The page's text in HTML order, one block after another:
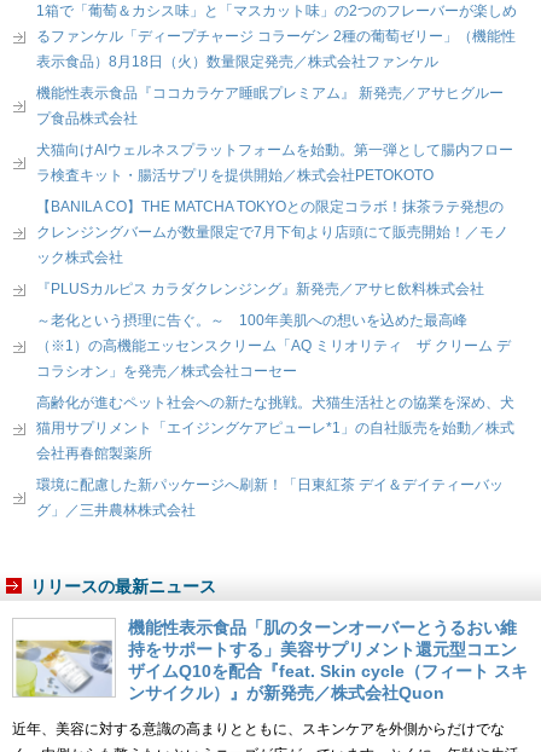
1箱で「葡萄＆カシス味」と「マスカット味」の2つのフレーバーが楽しめ
るファンケル「ディープチャージ コラーゲン 2種の葡萄ゼリー」（機能性
表示食品）8月18日（火）数量限定発売／株式会社ファンケル
機能性表示食品『ココカラケア睡眠プレミアム』 新発売／アサヒグルー
プ食品株式会社
犬猫向けAIウェルネスプラットフォームを始動。第一弾として腸内フロー
ラ検査キット・腸活サプリを提供開始／株式会社PETOKOTO
【BANILA CO】THE MATCHA TOKYOとの限定コラボ！抹茶ラテ発想の
クレンジングバームが数量限定で7月下旬より店頭にて販売開始！／モノ
ック株式会社
『PLUSカルピス カラダクレンジング』新発売／アサヒ飲料株式会社
～老化という摂理に告ぐ。～ 100年美肌への想いを込めた最高峰
（※1）の高機能エッセンスクリーム「AQ ミリオリティ ザ クリーム デ
コラシオン」を発売／株式会社コーセー
高齢化が進むペット社会への新たな挑戦。犬猫生活社との協業を深め、犬
猫用サプリメント「エイジングケアピューレ*1」の自社販売を始動／株式
会社再春館製薬所
環境に配慮した新パッケージへ刷新！「日東紅茶 デイ＆デイティーバッ
グ」／三井農林株式会社
リリースの最新ニュース
機能性表示食品「肌のターンオーバーとうるおい維
持をサポートする」美容サプリメント還元型コエン
ザイムQ10を配合『feat. Skin cycle（フィート スキ
ンサイクル）』が新発売／株式会社Quon
近年、美容に対する意識の高まりとともに、スキンケアを外側からだけでな